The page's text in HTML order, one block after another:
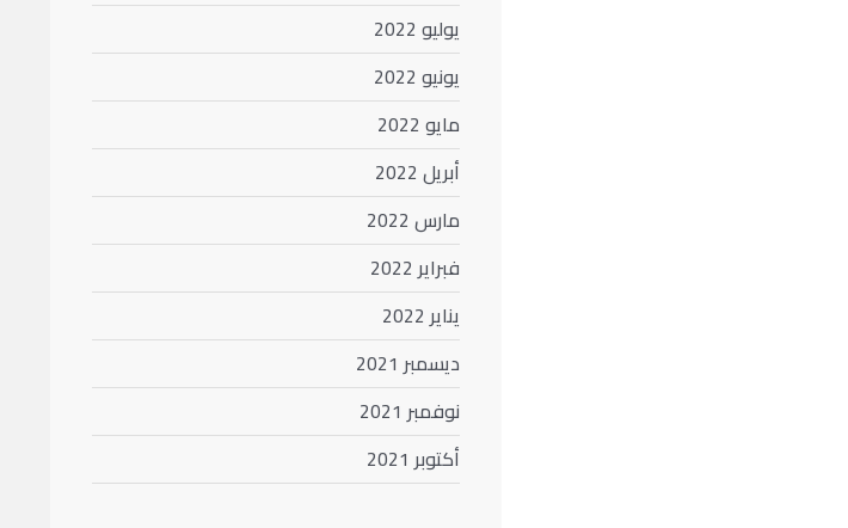
يوليو 2022
يونيو 2022
مايو 2022
أبريل 2022
مارس 2022
فبراير 2022
يناير 2022
ديسمبر 2021
نوفمبر 2021
أكتوبر 2021